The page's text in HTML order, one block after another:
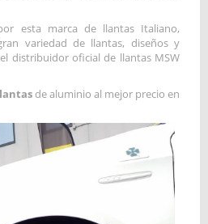
esta marca de llantas Italiano,
variedad de llantas, diseños y
distribuidor oficial de llantas MSW
de aluminio al mejor precio en